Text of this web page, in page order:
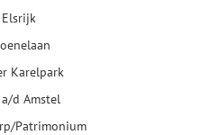
Elsrijk
Karelpark
a/d Amstel
Patrimonium